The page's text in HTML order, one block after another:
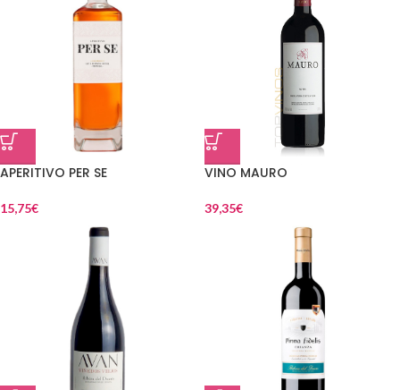
APERITIVO PER SE
15,75€
VINO MAURO
39,35€